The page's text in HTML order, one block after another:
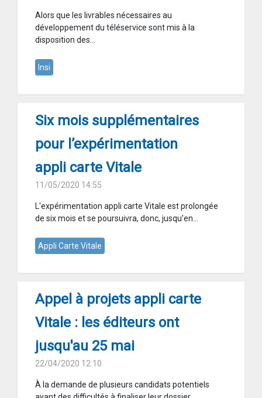
Alors que les livrables nécessaires au
développement du téléservice sont mis à la
disposition des...
Insi
Six mois supplémentaires
pour l’expérimentation
appli carte Vitale
11/05/2020 14:55
L'expérimentation appli carte Vitale est prolongée
de six mois et se poursuivra, donc, jusqu’en...
Appli Carte Vitale
Appel à projets appli carte
Vitale : les éditeurs ont
jusqu'au 25 mai
22/04/2020 12:10
À la demande de plusieurs candidats potentiels